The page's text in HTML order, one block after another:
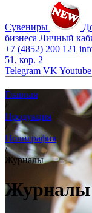
Сувениры
бизнеса Личный
+7 (4852) 200 121
51, кор. 2
Telegram VK Youtube
Главная
/
Продукция
/
Полиграфия
/
Журналы
Журналы